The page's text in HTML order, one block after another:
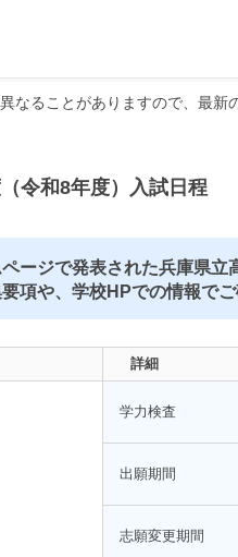
ることがありますので、最新
令和8年度）入試日程
ージで発表された兵庫県立
項や、学校HPでの情報でご
詳細
学力検査
出願期間
志願変更期間